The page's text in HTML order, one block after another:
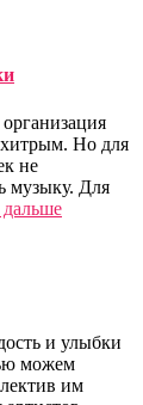
хитрым. Но для
не
музыку. Для
дальше
и улыбки
можем
им